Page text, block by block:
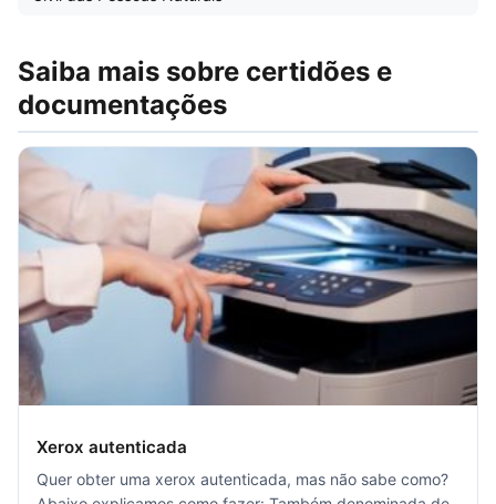
Saiba mais sobre certidões e
documentações
Xerox autenticada
Quer obter uma xerox autenticada, mas não sabe como?